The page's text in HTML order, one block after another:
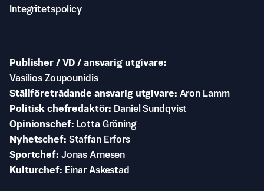
Integritetspolicy
Publisher / VD / ansvarig utgivare
Vasilios Zoupounidis
Ställföreträdande ansvarig utgivare Aron Lamm
Politisk chefredaktör
Daniel Sundqvist
Opinionschef
Lotta Gröning
Nyhetschef Staffan Erfors
Sportchef Jonas Arnesen
Kulturchef
Einar Askestad